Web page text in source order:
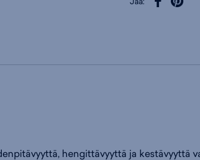
hengittävyyttä ja kestävyyttä